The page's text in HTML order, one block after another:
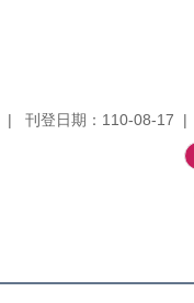
刊登日期：110-08-17